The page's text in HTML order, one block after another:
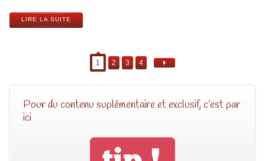
LIRE LA SUITE
1 2 3 4
Pour du contenu suplémentaire et exclusif, c’est par
ici